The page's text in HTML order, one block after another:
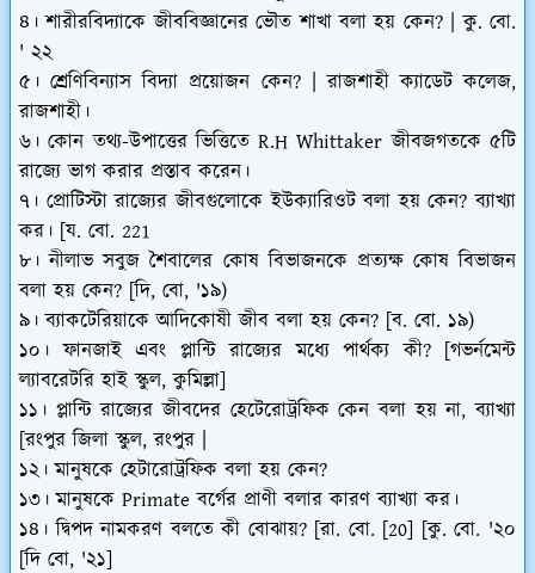
৪। শারীরবিদ্যাকে জীববিজ্ঞানের ভৌত শাখা বলা হয় কেন? | কু. বো.
' ২২
৫। শ্রেণিবিন্যাস বিদ্যা প্রয়োজন কেন? | রাজশাহী ক্যাডেট কলেজ,
রাজশাহী।
৬। কোন তথ্য-উপাত্তের ভিত্তিতে R.H Whittaker জীবজগতকে ৫টি
রাজ্যে ভাগ করার প্রস্তাব করেন।
৭। প্রোটিস্টা রাজ্যের জীবগুলোকে ইউক্যারিওট বলা হয় কেন? ব্যাখ্যা
কর। [য. বো. 221
৮। নীলাভ সবুজ শৈবালের কোষ বিভাজনকে প্রত্যক্ষ কোষ বিভাজন
বলা হয় কেন? [দি, বো, '১৯)
৯। ব্যাকটেরিয়াকে আদিকোষী জীব বলা হয় কেন? [ব. বো. ১৯)
১০। ফানজাই এবং প্লান্টি রাজ্যের মধ্যে পার্থক্য কী? [গভর্নমেন্ট
ল্যাবরেটরি হাই স্কুল, কুমিল্লা]
১১। প্লান্টি রাজ্যের জীবদের হেটেরোট্রফিক কেন বলা হয় না, ব্যাখ্যা
[রংপুর জিলা স্কুল, রংপুর |
১২। মানুষকে হেটারোট্রফিক বলা হয় কেন?
১৩। মানুষকে Primate বর্গের প্রাণী বলার কারণ ব্যাখ্যা কর।
১৪। দ্বিপদ নামকরণ বলতে কী বোঝায়? [রা. বো. [20] [কু. বো. '২০
[দি বো, '২১]